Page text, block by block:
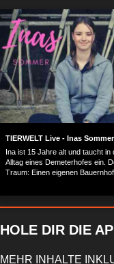
TIERWELT Live - Inas Sommer
Ina ist 15 Jahre alt und taucht in
Alltag eines Demeterhofes ein.
Traum: Einen eigenen
HOLE DIR DIE
MEHR INHALTE